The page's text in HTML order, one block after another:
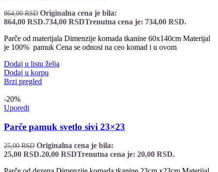
864,00RSD Originalna cena je bila:
864,00 RSD.734,00 RSDTrenutna cena je: 734,00 RSD.
Parče od materijala Dimenzije komada tkanine 60x140cm Materijal
je 100% pamuk Cena se odnosi na ceo komad i u ovom
Dodaj u listu želja
Dodaj u korpu
Brzi pregled
-20%
Uporedi
Parče pamuk svetlo sivi 23×23
25,00RSD Originalna cena je bila:
25,00 RSD.20,00 RSDTrenutna cena je: 20,00 RSD.